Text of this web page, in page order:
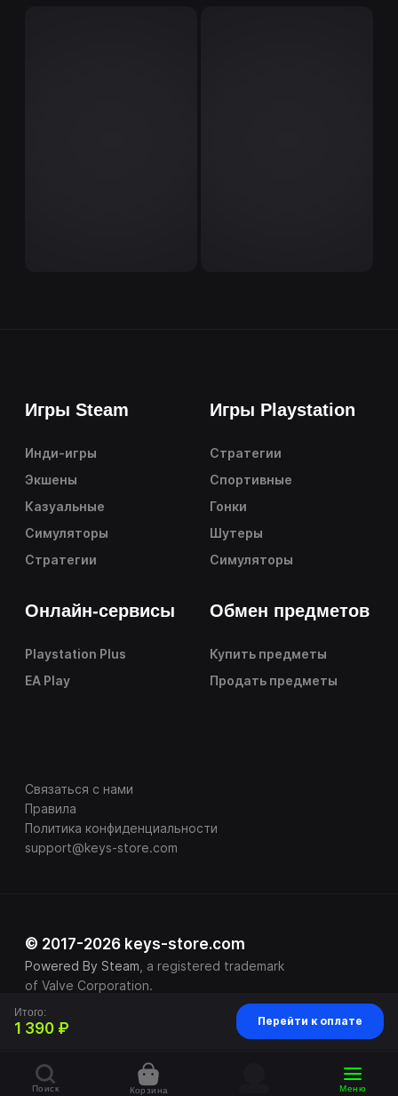
Поиск Корзина Меню
Итого:
1 390 ₽ Перейти к оплате
Игры Steam
Инди-игры
Экшены
Казуальные
Симуляторы
Стратегии
Игры Playstation
Стратегии
Спортивные
Гонки
Шутеры
Симуляторы
Онлайн-сервисы
Playstation Plus
EA Play
Обмен предметов
Купить предметы
Продать предметы
Связаться с нами
Правила
Политика конфиденциальности
support@keys-store.com
© 2017-2026 keys-store.com
Powered By Steam , a registered trademark
of Valve Corporation.